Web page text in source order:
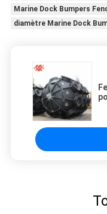
Marine Dock Bumpers
diamètre Marine Dock